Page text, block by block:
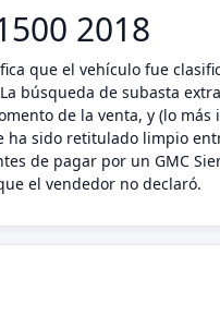
2018
que el vehículo fue
de subasta
de la venta, y (lo
sido retitulado limpio
de pagar por un GMC
el vendedor no declaró.